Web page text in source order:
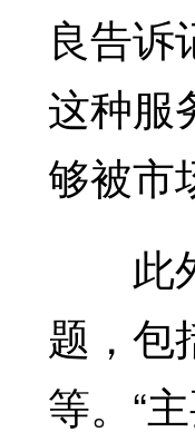
良告
这种服
够被市
此外
题，包
等。“